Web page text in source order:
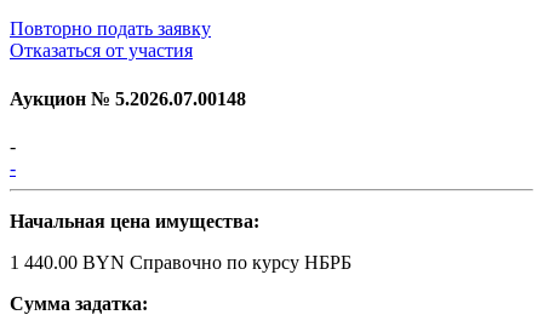
Повторно подать заявку
Отказаться от участия
Аукцион № 5.2026.07.00148
-
-
Начальная цена имущества:
1 440.00 BYN Справочно по курсу НБРБ
Сумма задатка: